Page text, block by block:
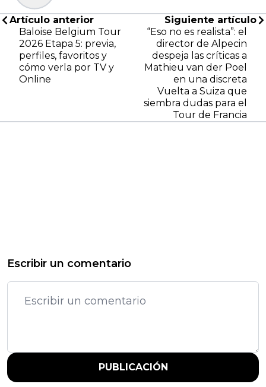
Artículo anterior
Baloise Belgium Tour
2026 Etapa 5: previa,
perfiles, favoritos y
cómo verla por TV y
Online
Siguiente artículo
“Eso no es realista”: el
director de Alpecin
despeja las críticas a
Mathieu van der Poel
en una discreta
Vuelta a Suiza que
siembra dudas para el
Tour de Francia
Escribir un comentario
PUBLICACIÓN